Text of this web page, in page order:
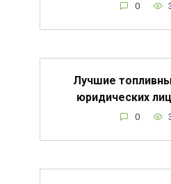
0
Лучшие
юридических
0